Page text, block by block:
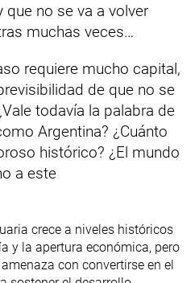
no se va a volver
muchas veces…
requiere mucho capital,
de que no se
todavía la palabra de
Argentina? ¿Cuánto
histórico? ¿El mundo
a este